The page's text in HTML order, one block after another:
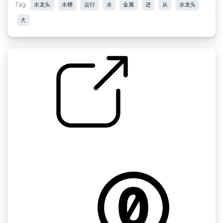
Tag: 水龙头 水槽 运行 水 金属 进 从 水龙头
大